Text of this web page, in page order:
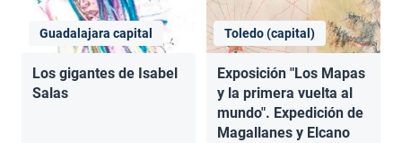
Guadalajara capital
Los gigantes de Isabel
Salas
Toledo (capital)
Exposición "Los Mapas
y la primera vuelta al
mundo". Expedición de
Magallanes y Elcano